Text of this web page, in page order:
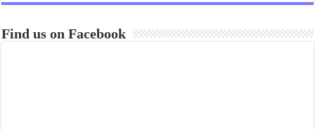
Find us on Facebook